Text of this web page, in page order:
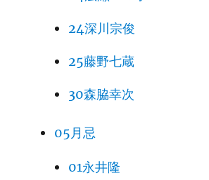
24深川宗俊
25藤野七蔵
30森脇幸次
05月忌
01永井隆